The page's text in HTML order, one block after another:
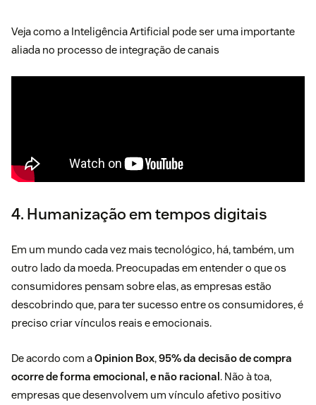
Veja como a Inteligência Artificial pode ser uma importante
aliada no processo de integração de canais
4. Humanização em tempos digitais
Em um mundo cada vez mais tecnológico, há, também, um
outro lado da moeda. Preocupadas em entender o que os
consumidores pensam sobre elas, as empresas estão
descobrindo que, para ter sucesso entre os consumidores, é
preciso criar vínculos reais e emocionais.
De acordo com aOpinion Box,95% da decisão de compra
ocorre de forma emocional, e não racional. Não à toa,
empresas que desenvolvem um vínculo afetivo positivo